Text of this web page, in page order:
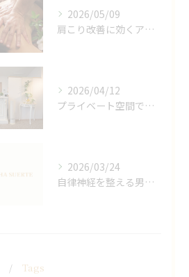
2026/05/09
肩こり改善に効くアロマリンパの手技と効果
2026/04/12
プライベート空間で極上アロマリンパケアの効果
2026/03/24
自律神経を整える男性オイルマッサージ
Tags